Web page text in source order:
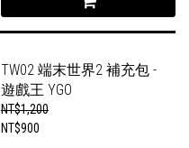
TW02 端末世界2 補充包 -
遊戲王 YGO
NT$1,200
NT$900